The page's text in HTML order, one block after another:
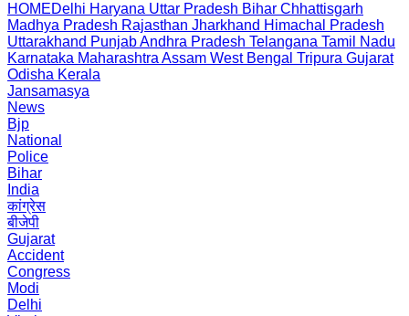
HOMEDelhi Haryana Uttar Pradesh Bihar Chhattisgarh
Madhya Pradesh Rajasthan Jharkhand Himachal Pradesh
Uttarakhand PunjabAndhra Pradesh Telangana Tamil Nadu
Karnataka Maharashtra Assam West Bengal Tripura Gujarat
Odisha Kerala
Jansamasya
News
Bjp
National
Police
Bihar
India
कांग्रेस
बीजेपी
Gujarat
Accident
Congress
Modi
Delhi